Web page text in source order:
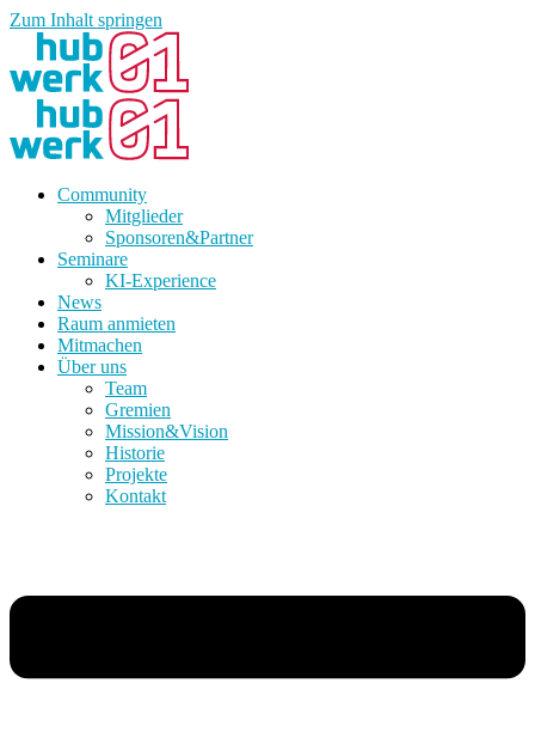
Zum Inhalt springen
Community
Mitglieder
Sponsoren&Partner
Seminare
KI-Experience
News
Raum anmieten
Mitmachen
Über uns
Team
Gremien
Mission&Vision
Historie
Projekte
Kontakt